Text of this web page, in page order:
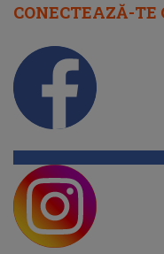
CONECTEAZĂ-TE